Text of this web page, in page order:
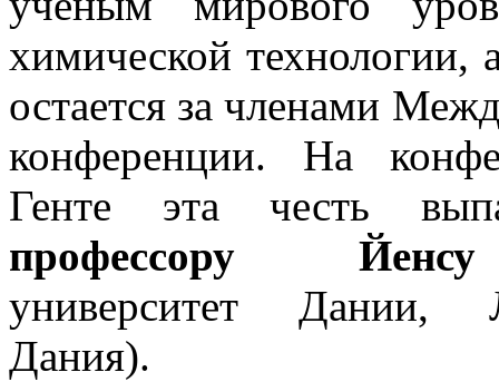
химической технологии,
остается за членами
конференции. На
Генте эта честь
профессору
университет Дании,
Дания).